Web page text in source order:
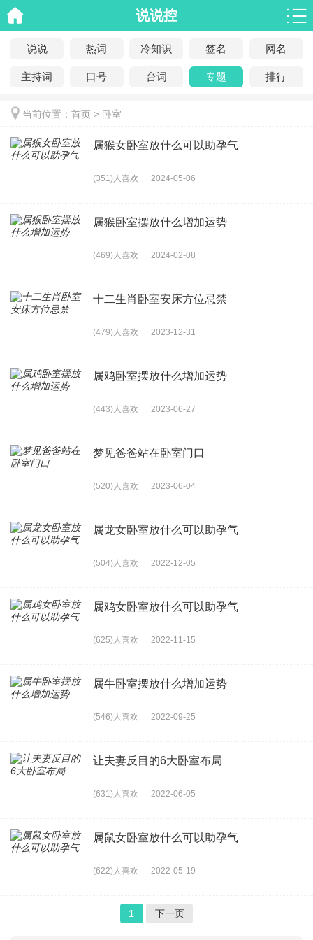
说说控
说说 热词 冷知识 签名 网名
主持词 口号 台词 专题 排行
当前位置： 首页 > 卧室
属猴女卧室放什么可以助孕气
(351)人喜欢 2024-05-06
属猴卧室摆放什么增加运势
(469)人喜欢 2024-02-08
十二生肖卧室安床方位忌禁
(479)人喜欢 2023-12-31
属鸡卧室摆放什么增加运势
(443)人喜欢 2023-06-27
梦见爸爸站在卧室门口
(520)人喜欢 2023-06-04
属龙女卧室放什么可以助孕气
(504)人喜欢 2022-12-05
属鸡女卧室放什么可以助孕气
(625)人喜欢 2022-11-15
属牛卧室摆放什么增加运势
(546)人喜欢 2022-09-25
让夫妻反目的6大卧室布局
(631)人喜欢 2022-06-05
属鼠女卧室放什么可以助孕气
(622)人喜欢 2022-05-19
1 下一页